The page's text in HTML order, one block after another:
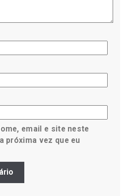
email e site neste
próxima vez que eu